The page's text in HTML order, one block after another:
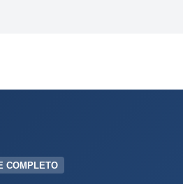
COMPLETO